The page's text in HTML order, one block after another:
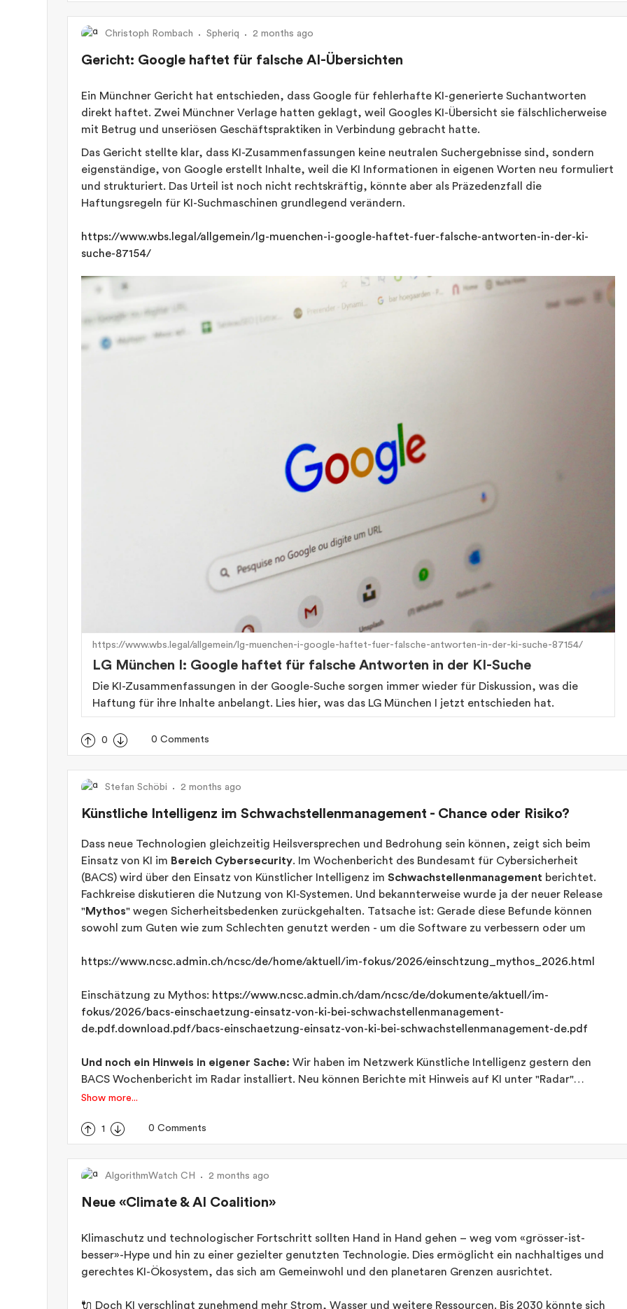
Christoph Rombach Spheriq 2 months ago
Gericht: Google haftet für falsche AI-Übersichten
Ein Münchner Gericht hat entschieden, dass Google für fehlerhafte KI-generierte Suchantworten
direkt haftet. Zwei Münchner Verlage hatten geklagt, weil Googles KI-Übersicht sie fälschlicherweise
mit Betrug und unseriösen Geschäftspraktiken in Verbindung gebracht hatte.
Das Gericht stellte klar, dass KI-Zusammenfassungen keine neutralen Suchergebnisse sind, sondern
eigenständige, von Google erstellt Inhalte, weil die KI Informationen in eigenen Worten neu formuliert
und strukturiert. Das Urteil ist noch nicht rechtskräftig, könnte aber als Präzedenzfall die
Haftungsregeln für KI-Suchmaschinen grundlegend verändern.
https://www.wbs.legal/allgemein/lg-muenchen-i-google-haftet-fuer-falsche-antworten-in-der-ki-
suche-87154/
https://www.wbs.legal/allgemein/lg-muenchen-i-google-haftet-fuer-falsche-antworten-in-der-ki-suche-87154/
LG München I: Google haftet für falsche Antworten in der KI-Suche
Die KI-Zusammenfassungen in der Google-Suche sorgen immer wieder für Diskussion, was die
Haftung für ihre Inhalte anbelangt. Lies hier, was das LG München I jetzt entschieden hat.
0 0 Comments
Stefan Schöbi 2 months ago
Künstliche Intelligenz im Schwachstellenmanagement - Chance oder Risiko?
Dass neue Technologien gleichzeitig Heilsversprechen und Bedrohung sein können, zeigt sich beim
Einsatz von KI im Bereich Cybersecurity. Im Wochenbericht des Bundesamt für Cybersicherheit
(BACS) wird über den Einsatz von Künstlicher Intelligenz im Schwachstellenmanagement berichtet.
Fachkreise diskutieren die Nutzung von KI‑Systemen. Und bekannterweise wurde ja der neuer Release
"Mythos" wegen Sicherheitsbedenken zurückgehalten. Tatsache ist: Gerade diese Befunde können
sowohl zum Guten wie zum Schlechten genutzt werden - um die Software zu verbessern oder um
https://www.ncsc.admin.ch/ncsc/de/home/aktuell/im-fokus/2026/einschtzung_mythos_2026.html
Einschätzung zu Mythos: https://www.ncsc.admin.ch/dam/ncsc/de/dokumente/aktuell/im-
fokus/2026/bacs-einschaetzung-einsatz-von-ki-bei-schwachstellenmanagement-
de.pdf.download.pdf/bacs-einschaetzung-einsatz-von-ki-bei-schwachstellenmanagement-de.pdf
Und noch ein Hinweis in eigener Sache: Wir haben im Netzwerk Künstliche Intelligenz gestern den
BACS Wochenbericht im Radar installiert. Neu können Berichte mit Hinweis auf KI unter "Radar"
eingesehen werden. Irrtümlicherweise wurden um 22 Uhr aber einige Mail-Alerts an alle Mitglieder des
Show more...
1 0 Comments
AlgorithmWatch CH 2 months ago
Neue «Climate & AI Coalition»
Klimaschutz und technologischer Fortschritt sollten Hand in Hand gehen – weg vom «grösser-ist-
besser»-Hype und hin zu einer gezielter genutzten Technologie. Dies ermöglicht ein nachhaltiges und
gerechtes KI-Ökosystem, das sich am Gemeinwohl und den planetaren Grenzen ausrichtet.
🔌 Doch KI verschlingt zunehmend mehr Strom, Wasser und weitere Ressourcen. Bis 2030 könnte sich